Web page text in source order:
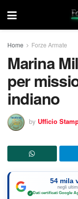
Home Forze Armate
Marina
per
indiano
by Ufficio
54 mila
negli
✓ Dati certificati Google·